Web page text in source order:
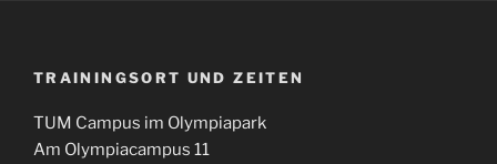
TRAININGSORT UND ZEITEN
TUM Campus im Olympiapark
Am Olympiacampus 11